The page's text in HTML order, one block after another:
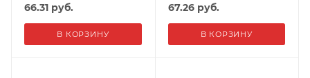
66.31 руб.
В КОРЗИНУ
67.26руб.
В КОРЗИНУ